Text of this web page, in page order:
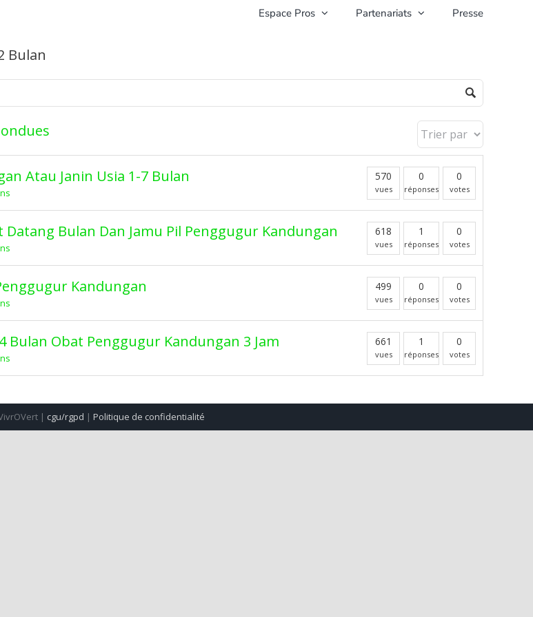
Espace Pros Partenariats Presse
Bulan
Atau Janin Usia 1-7 Bulan 570
vues
0
réponses
0
votes
Datang Bulan Dan Jamu Pil Penggugur Kandungan 618
vues
1
réponses
0
votes
Kandungan 499
vues
0
réponses
0
votes
Bulan Obat Penggugur Kandungan 3 Jam 661
vues
1
réponses
0
votes
| cgu/rgpd | Politique de confidentialité